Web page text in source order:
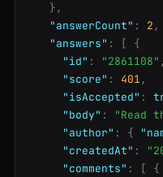
} ,
"answerCount" : 2 ,
"answers" : [
{
"id" : "2861108" ,
"score" : 401 ,
"isAccepted" :
"body" :
"author" : {
"createdAt" :
"comments" : [ {